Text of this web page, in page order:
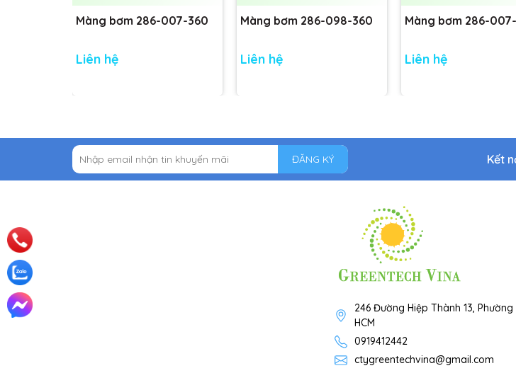
Màng bơm 286-007-360
Liên hệ
Màng bơm 286-098-360
Liên hệ
Màng bơm 286-
Liên hệ
ĐĂNG KÝ Kết
246 Đường Hiệp Thành 13, Phường
HCM
0919412442
ctygreentechvina@gmail.com